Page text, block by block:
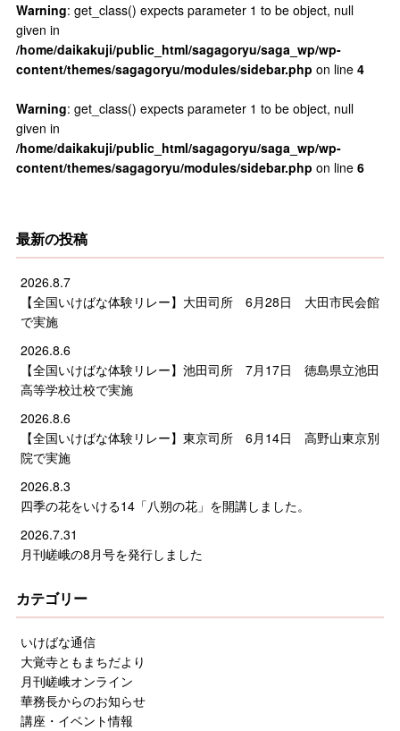
Warning: get_class() expects parameter 1 to be object, null
given in
/home/daikakuji/public_html/sagagoryu/saga_wp/wp-
content/themes/sagagoryu/modules/sidebar.php on line 4
Warning: get_class() expects parameter 1 to be object, null
given in
/home/daikakuji/public_html/sagagoryu/saga_wp/wp-
content/themes/sagagoryu/modules/sidebar.php on line 6
最新の投稿
2026.8.7
【全国いけばな体験リレー】大田司所 6月28日 大田市民会館
で実施
2026.8.6
【全国いけばな体験リレー】池田司所 7月17日 徳島県立池田
高等学校辻校で実施
2026.8.6
【全国いけばな体験リレー】東京司所 6月14日 高野山東京別
院で実施
2026.8.3
四季の花をいける14「八朔の花」を開講しました。
2026.7.31
月刊嵯峨の8月号を発行しました
カテゴリー
いけばな通信
大覚寺ともまちだより
月刊嵯峨オンライン
華務長からのお知らせ
講座・イベント情報